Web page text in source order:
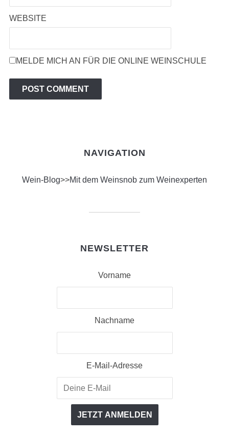
WEBSITE
MELDE MICH AN FÜR DIE ONLINE WEINSCHULE
NAVIGATION
Wein-Blog>>Mit dem Weinsnob zum Weinexperten
NEWSLETTER
Vorname
Nachname
E-Mail-Adresse